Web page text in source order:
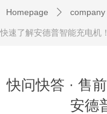
快问快答 · 售
安德
Homepage ꄲ company
快速了解安德普智能充电机！